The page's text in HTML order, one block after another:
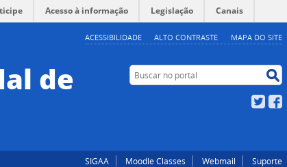
ACESSIBILIDADE ALTO CONTRASTE MAPA DO SITE
Acesso à informação Legislação Canais
de Buscar no portal
Twitter
SIGAA Moodle Classes Webmail Suporte